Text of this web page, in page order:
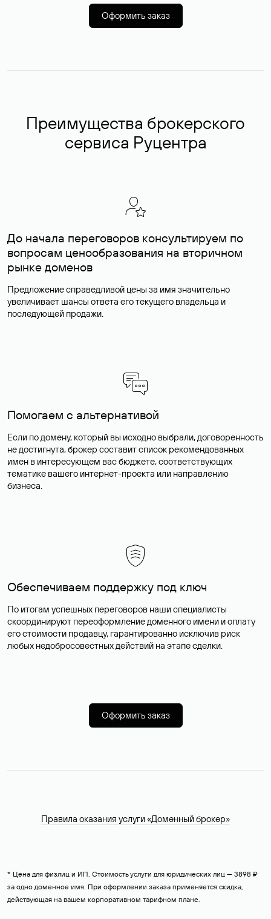
Оформить заказ
Преимущества брокерского
сервиса Руцентра
До начала переговоров консультируем по
вопросам ценообразования на вторичном
рынке доменов
Предложение справедливой цены за имя значительно
увеличивает шансы ответа его текущего владельца и
последующей продажи.
Помогаем с альтернативой
Если по домену, который вы исходно выбрали, договоренность
не достигнута, брокер составит список рекомендованных
имен в интересующем вас бюджете, соответствующих
тематике вашего интернет-проекта или направлению
бизнеса.
Обеспечиваем поддержку под ключ
По итогам успешных переговоров наши специалисты
скоординируют переоформление доменного имени и оплату
его стоимости продавцу, гарантированно исключив риск
любых недобросовестных действий на этапе сделки.
Оформить заказ
Правила оказания услуги «Доменный брокер»
* Цена для физлиц и ИП. Стоимость услуги для юридических лиц — 3898 ₽
за одно доменное имя. При оформлении заказа применяется скидка,
действующая на вашем корпоративном тарифном плане.